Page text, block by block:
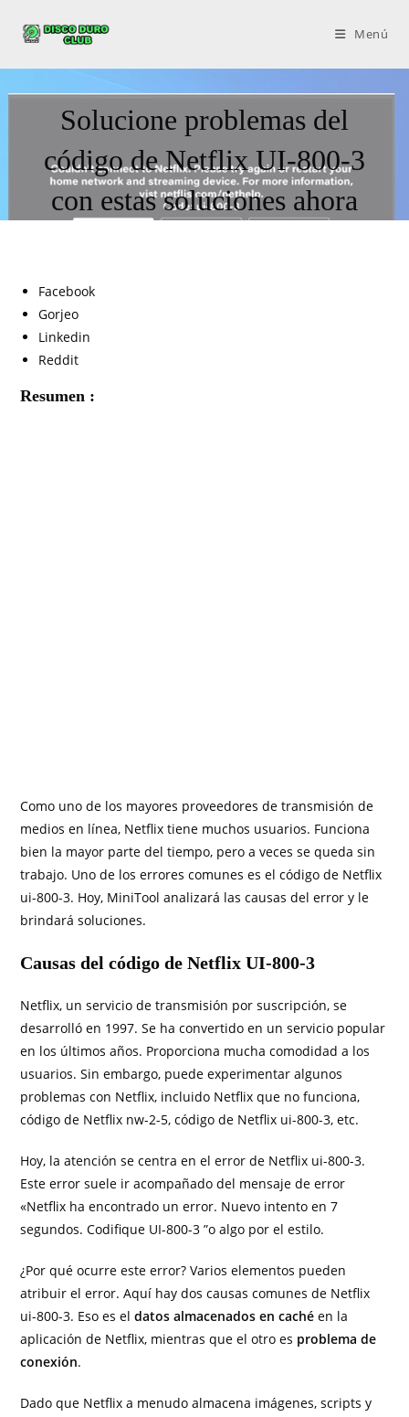
Menú
Solucione problemas del
código de Netflix UI-800-3
con estas soluciones ahora
Facebook
Gorjeo
Linkedin
Reddit
Resumen :
Como uno de los mayores proveedores de transmisión de
medios en línea, Netflix tiene muchos usuarios. Funciona
bien la mayor parte del tiempo, pero a veces se queda sin
trabajo. Uno de los errores comunes es el código de Netflix
ui-800-3. Hoy, MiniTool analizará las causas del error y le
brindará soluciones.
Causas del código de Netflix UI-800-3
Netflix, un servicio de transmisión por suscripción, se
desarrolló en 1997. Se ha convertido en un servicio popular
en los últimos años. Proporciona mucha comodidad a los
usuarios. Sin embargo, puede experimentar algunos
problemas con Netflix, incluido Netflix que no funciona,
código de Netflix nw-2-5, código de Netflix ui-800-3, etc.
Hoy, la atención se centra en el error de Netflix ui-800-3.
Este error suele ir acompañado del mensaje de error
«Netflix ha encontrado un error. Nuevo intento en 7
segundos. Codifique UI-800-3 ”o algo por el estilo.
¿Por qué ocurre este error? Varios elementos pueden
atribuir el error. Aquí hay dos causas comunes de Netflix
ui-800-3. Eso es eldatos almacenados en caché en la
aplicación de Netflix, mientras que el otro es problema de
conexión.
Dado que Netflix a menudo almacena imágenes, scripts y